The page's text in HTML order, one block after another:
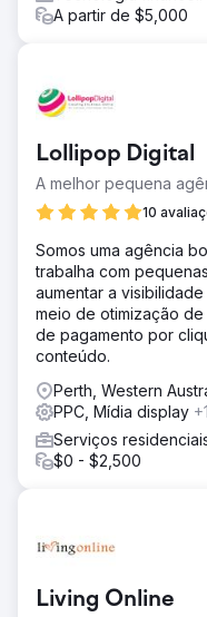
A partir de $5,000
Lollipop Digital
A melhor pequena
10
Somos uma agência
trabalha com
aumentar a
meio de otimização
de pagamento por
conteúdo.
Perth, Western
PPC, Mídia display
Serviços
$0 - $2,500
Living Online